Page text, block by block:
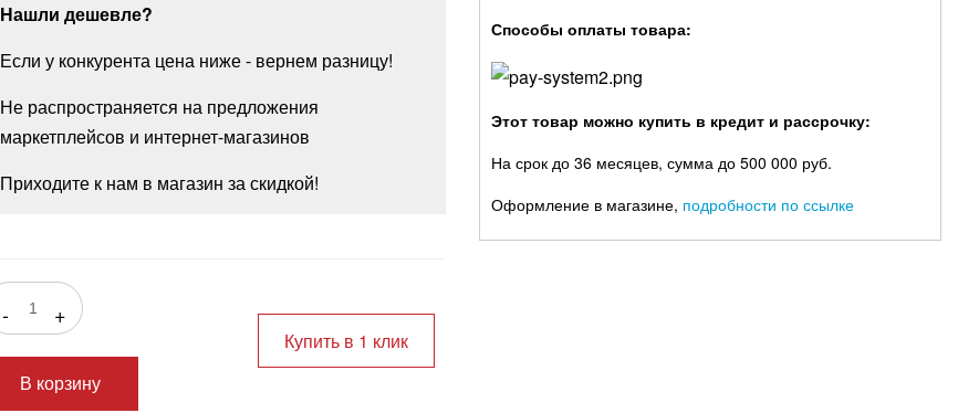
Нашли дешевле?
Если у конкурента цена ниже - вернем разницу!
Не распространяется на предложения
маркетплейсов и интернет-магазинов
Приходите к нам в магазин за скидкой!
- +
В корзину
Купить в 1 клик
Способы оплаты товара:
Этот товар можно купить в кредит и рассрочку:
На срок до 36 месяцев, сумма до 500 000 руб.
Оформление в магазине, подробности по ссылке